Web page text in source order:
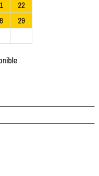
22
29